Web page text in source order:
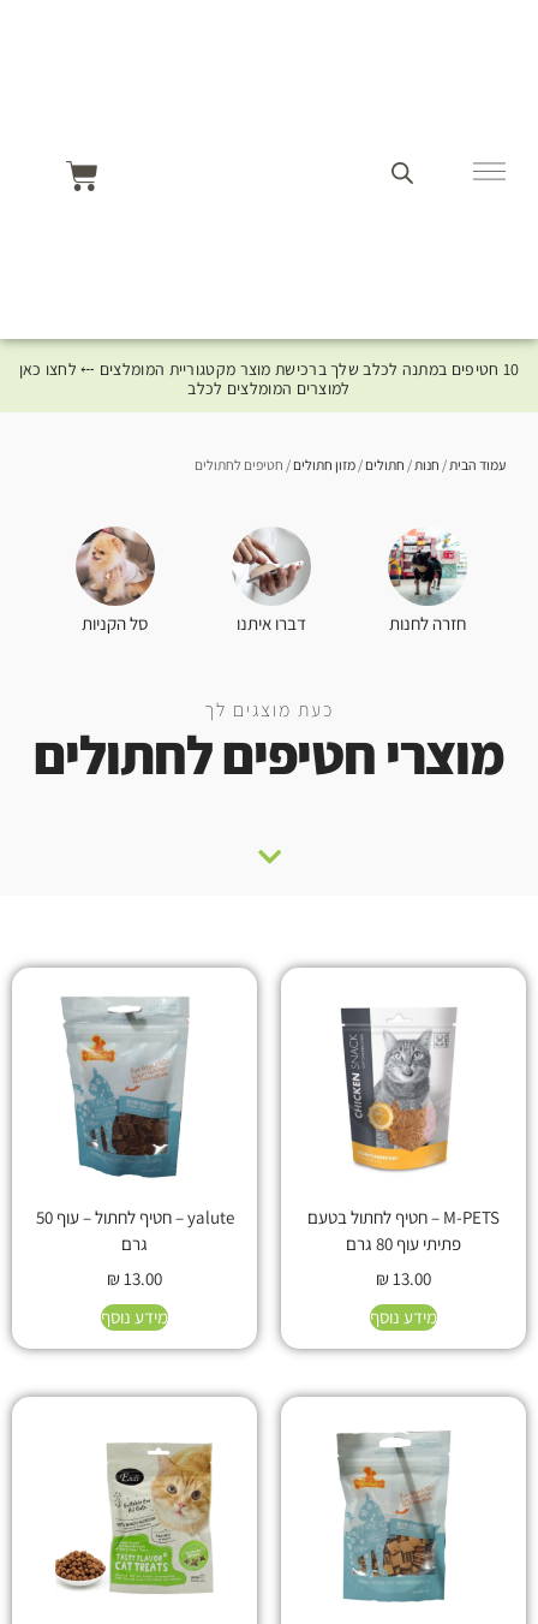
10 חטיפים במתנה לכלב שלך ברכישת מוצר מקטגוריית המומלצים ⤎ לחצו כאן
למוצרים המומלצים לכלב
עמוד הבית/ חנות/ חתולים / מזון חתולים / חטיפים לחתולים
חזרה לחנות דברו איתנו סל הקניות
כעת מוצגים לך
מוצרי חטיפים לחתולים
M-PETS – חטיף לחתול בטעם
פתיתי עוף 80 גרם
₪13.00
מידע נוסף
yalute – חטיף לחתול – עוף 50
גרם
₪13.00
מידע נוסף